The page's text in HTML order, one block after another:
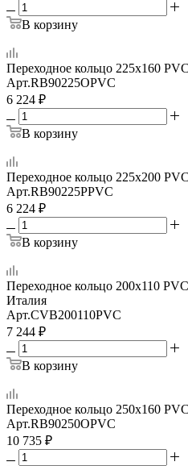
В корзину
Переходное кольцо 225x160
Арт.RB90225OPVC
6 224 ₽
В корзину
Переходное кольцо 225x200
Арт.RB90225PPVC
6 224 ₽
В корзину
Переходное кольцо 200х110
Италия
Арт.CVB200110PVC
7 244 ₽
В корзину
Переходное кольцо 250x160
Арт.RB90250OPVC
10 735 ₽